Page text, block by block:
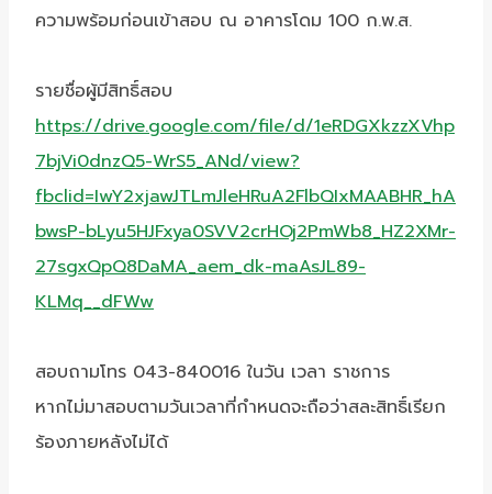
ความพร้อมก่อนเข้าสอบ ณ อาคารโดม 100 ก.พ.ส.
รายชื่อผู้มีสิทธิ์สอบ
https://drive.google.com/file/d/1eRDGXkzzXVhp
7bjVi0dnzQ5-WrS5_ANd/view?
fbclid=IwY2xjawJTLmJleHRuA2FlbQIxMAABHR_hA
bwsP-bLyu5HJFxya0SVV2crHOj2PmWb8_HZ2XMr-
27sgxQpQ8DaMA_aem_dk-maAsJL89-
KLMq__dFWw
สอบถามโทร 043-840016 ในวัน เวลา ราชการ
หากไม่มาสอบตามวันเวลาที่กำหนดจะถือว่าสละสิทธิ์เรียก
ร้องภายหลังไม่ได้